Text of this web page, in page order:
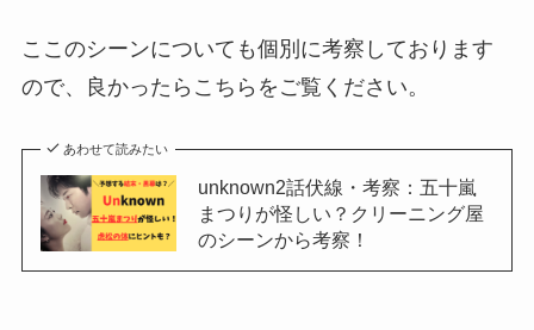
ここのシーンについても個別に考察しております
ので、良かったらこちらをご覧ください。
あわせて読みたい
unknown2話伏線・考察：五十嵐
まつりが怪しい？クリーニング屋
のシーンから考察！